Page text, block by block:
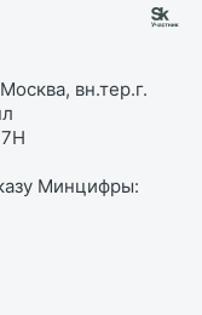
вн.тер.г.
Минцифры: